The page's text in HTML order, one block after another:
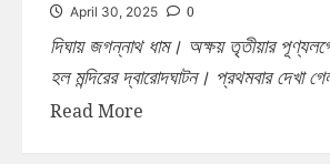
April 30, 2025 0
দিঘায় জগন্নাথ ধাম। অক্ষয় তৃতীয়ার
হল মন্দিরের দ্বারোদঘাটন। প্রথমবার দেখা
Read More